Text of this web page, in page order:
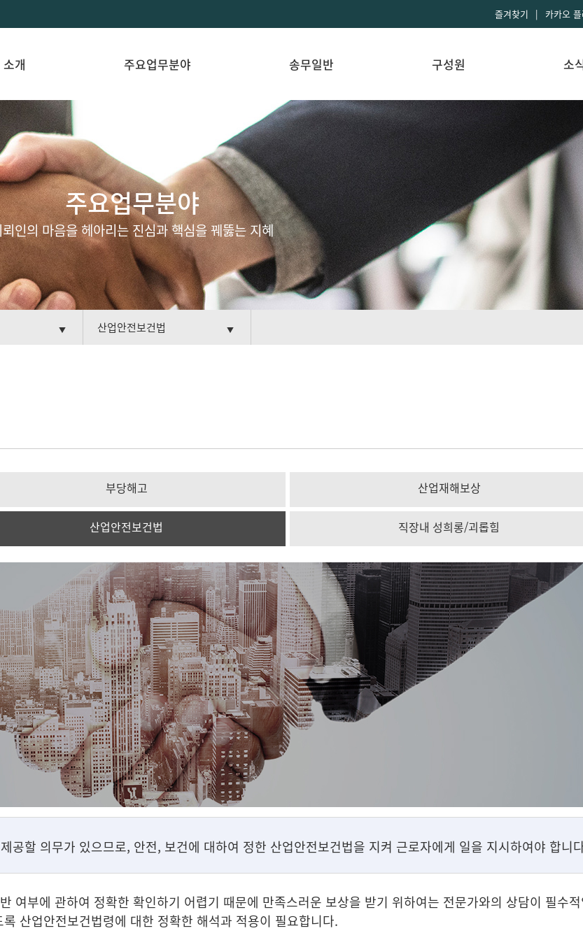
즐겨찾기 | 카카오
개 주요업무분야 송무일반 구성원 소
주요업무분야
인의 마음을 헤아리는 진심과 핵심을 꿰뚫는 지혜
▼ 산업안전보건법 ▼
부당해고 산업재해보상
산업안전보건법 직장내 성희롱/괴롭힘
공할 의무가 있으므로, 안전, 보건에 대하여 정한 산업안전보건법을 지켜 근로자에게 일을 지시하여야 합니
여부에 관하여 정확한 확인하기 어렵기 때문에 만족스러운 보상을 받기 위하여는 전문가와의 상담이 필수
산업안전보건법령에 대한 정확한 해석과 적용이 필요합니다.